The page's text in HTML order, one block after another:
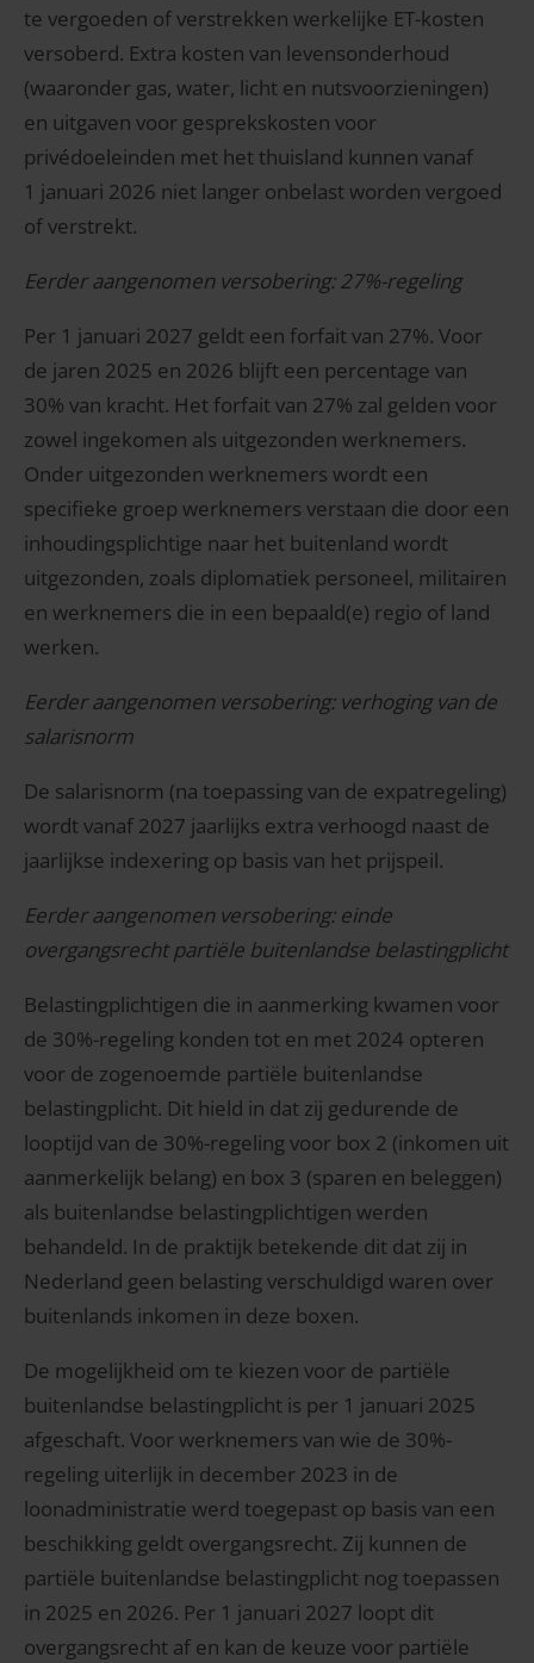
te vergoeden of verstrekken werkelijke ET-kosten
versoberd. Extra kosten van levensonderhoud
(waaronder gas, water, licht en nutsvoorzieningen)
en uitgaven voor gesprekskosten voor
privédoeleinden met het thuisland kunnen vanaf
1 januari 2026 niet langer onbelast worden vergoed
of verstrekt.
Eerder aangenomen versobering: 27%-regeling
Per 1 januari 2027 geldt een forfait van 27%. Voor
de jaren 2025 en 2026 blijft een percentage van
30% van kracht. Het forfait van 27% zal gelden voor
zowel ingekomen als uitgezonden werknemers.
Onder uitgezonden werknemers wordt een
specifieke groep werknemers verstaan die door een
inhoudingsplichtige naar het buitenland wordt
uitgezonden, zoals diplomatiek personeel, militairen
en werknemers die in een bepaald(e) regio of land
werken.
Eerder aangenomen versobering: verhoging van de
salarisnorm
De salarisnorm (na toepassing van de expatregeling)
wordt vanaf 2027 jaarlijks extra verhoogd naast de
jaarlijkse indexering op basis van het prijspeil.
Eerder aangenomen versobering: einde
overgangsrecht partiële buitenlandse belastingplicht
Belastingplichtigen die in aanmerking kwamen voor
de 30%-regeling konden tot en met 2024 opteren
voor de zogenoemde partiële buitenlandse
belastingplicht. Dit hield in dat zij gedurende de
looptijd van de 30%-regeling voor box 2 (inkomen uit
aanmerkelijk belang) en box 3 (sparen en beleggen)
als buitenlandse belastingplichtigen werden
behandeld. In de praktijk betekende dit dat zij in
Nederland geen belasting verschuldigd waren over
buitenlands inkomen in deze boxen.
De mogelijkheid om te kiezen voor de partiële
buitenlandse belastingplicht is per 1 januari 2025
afgeschaft. Voor werknemers van wie de 30%-
regeling uiterlijk in december 2023 in de
loonadministratie werd toegepast op basis van een
beschikking geldt overgangsrecht. Zij kunnen de
partiële buitenlandse belastingplicht nog toepassen
in 2025 en 2026. Per 1 januari 2027 loopt dit
overgangsrecht af en kan de keuze voor partiële